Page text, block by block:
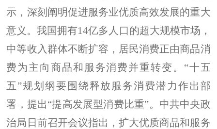
示，深刻阐明促进服务业优质高效发展的重大
意义。我国拥有14亿多人口的超大规模市场，
中等收入群体不断扩容，居民消费正由商品消
费为主向商品和服务消费并重转变。“十五
五”规划纲要围绕释放服务消费潜力作出部
署，提出“提高发展型消费比重”。中共中央政
治局日前召开会议指出，扩大优质商品和服务